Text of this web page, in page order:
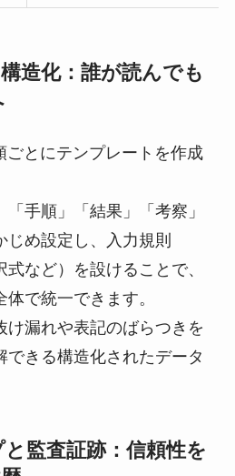
造化：誰が読んでも
ごとにテンプレートを作成
「手順」「結果」「考察」
じめ設定し、入力規則
式など）を設けることで、
で統一できます。
け漏れや表記のばらつきを
できる構造化されたデータ
監査証跡：信頼性を